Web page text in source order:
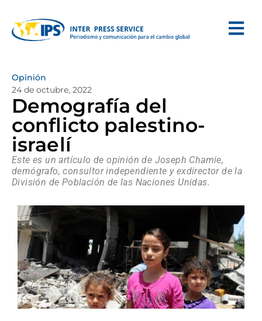
Opinión
24 de octubre, 2022
Demografía del
conflicto palestino-
israelí
Este es un artículo de opinión de Joseph Chamie,
demógrafo, consultor independiente y exdirector de la
División de Población de las Naciones Unidas.